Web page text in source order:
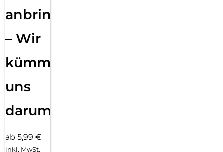
anbringen
– Wir
kümmern
uns
darum!
ab 5,99 €
inkl. MwSt.